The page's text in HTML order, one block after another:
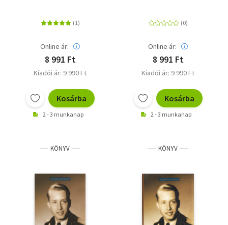
sűrűjében a keleti és a
Online ár:
8 991 Ft
Kiadói ár: 9 990 Ft
Kosárba
2 - 3 munkanap
sűrűjében a keleti és a
2. kötet: 1944. június -
1945. május
Online ár:
8 991 Ft
Kiadói ár: 9 990 Ft
Kosárba
2 - 3 munkanap
KÖNYV KÖNYV